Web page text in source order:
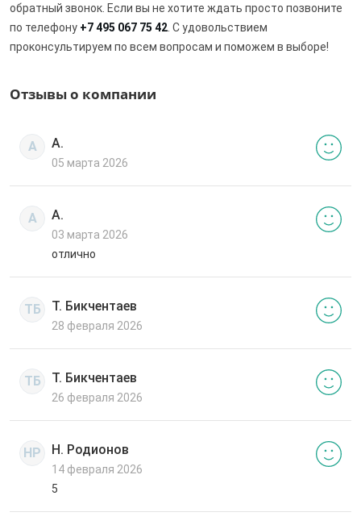
обратный звонок. Если вы не хотите ждать просто позвоните
по телефону +7 495 067 75 42 . С удовольствием
проконсультируем по всем вопросам и поможем в выборе!
Отзывы о компании
А А.
05 марта 2026
А А.
03 марта 2026
отлично
ТБ Т. Бикчентаев
28 февраля 2026
ТБ Т. Бикчентаев
26 февраля 2026
НР Н. Родионов
14 февраля 2026
5